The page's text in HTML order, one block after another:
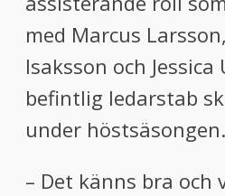
med Marcus
Isaksson och
befintlig ledarstab
under höstsäsongen.
– Det känns bra och